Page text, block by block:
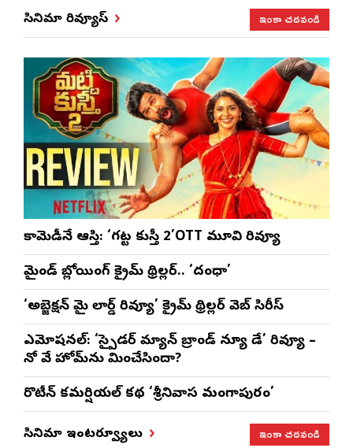
వేడుక ఇది: శ్రీధర్
బానాల
చేస్తున్నారు:
అనన్య నాగళ్ల
సినిమా రివ్యూస్ ఇంకా చదవండి
కామెడీనే ఆస్తి: ‘గట్ట కుస్తీ 2’OTT మూవి రివ్యూ
మైండ్ బ్లోయింగ్ క్రైమ్ థ్రిల్లర్.. ‘దంధా’
‘అబ్జెక్ష‌న్ మై లార్డ్ రివ్యూ’ క్రైమ్ థ్రిల్ల‌ర్ వెబ్ సిరీస్
ఎమోష‌న‌ల్‌: ‘స్పైడర్ మ్యాన్ బ్రాండ్ న్యూ డే’ రివ్యూ –
నో వే హోమ్‌ను మించేసిందా?
రొటీన్‌ కమర్షియల్‌ కథ ‘శ్రీనివాస మంగాపురం’
సినిమా ఇంటర్వ్యూలు ఇంకా చదవండి